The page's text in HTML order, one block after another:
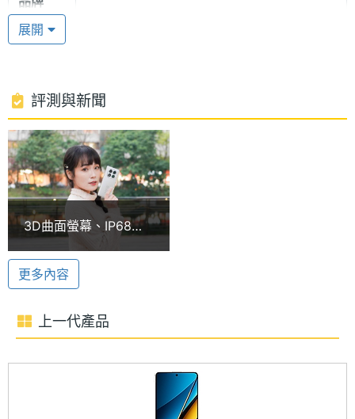
Dolby Atmos，享受更震撼的音效體驗；同時帶來光
學螢幕下指紋辨識與臉部辨識。
聯發科天璣 7300-Ultra
POCO X7 運行 Android 14 作業系統、 Xiaomi
HyperOS 操作介面，搭載聯發科天璣 7300-Ultra 八
核心處理器，提供 8GB RAM / 256GB ROM、 12GB
RAM / 512GB ROM，具備 5G + 5G 雙卡雙待、Wi-Fi
6、藍牙 5.4、NFC、紅外線遙控器； 並使用
13780mm² 大面積石墨與石墨烯散熱板，有效散熱並
保持穩定性。續航方面，配備 5,110mAh 電量，支援
45W 快充，擁有智慧充電引擎，改善耗電量以及延長
電池壽命。
5,000 萬畫素主鏡頭
POCO X7 後置 5,000 萬畫素主鏡頭 + 800 萬畫素超
處理器
處理器
核心數
8
圖形處
理器
Mali G615 MC2
RAM記
憶體
12 GB, 8 GB
記憶體
格式
ROM儲
256 GB, 512 GB
展開
評測與新聞
3D曲面螢幕、IP68防
水 POCO X7 5G手機
開箱跑分、相機評測一
次看
更多內容
上一代產品